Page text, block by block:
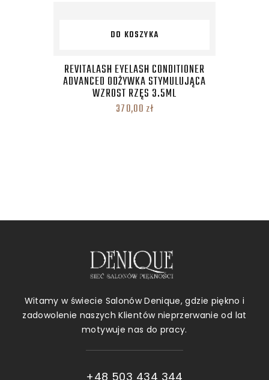
DO KOSZYKA
REVITALASH EYELASH CONDITIONER
ADVANCED ODŻYWKA STYMULUJĄCA
WZROST RZĘS 3.5ML
370,00 zł
Witamy w świecie Salonów Denique, gdzie piękno i
zadowolenie naszych Klientów nieprzerwanie od lat
motywuje nas do pracy.
+48 503 434 344